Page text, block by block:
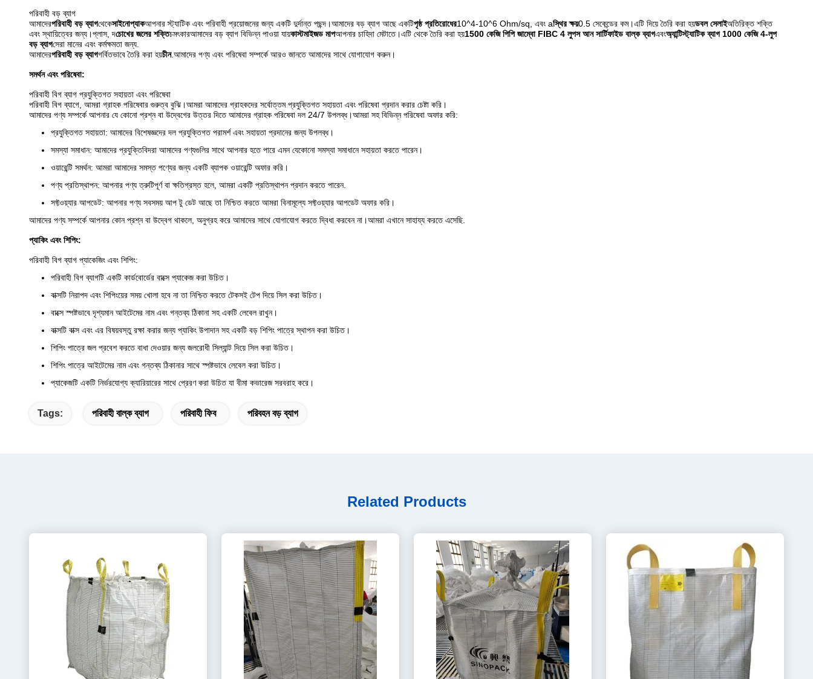
পরিবাহী বড় ব্যাগ
আমাদেরপরিবাহী বড় ব্যাগথেকেসাইনোপ্যাকআপনার স্ট্যাটিক এবং পরিবাহী প্রয়োজনের জন্য একটি দুর্দান্ত পছন্দ।আমাদের বড় ব্যাগ আছে একটিপৃষ্ঠ প্রতিরোধের10^4-10^6 Ohm/sq, এবং aস্থির ক্ষয়0.5 সেকেন্ডের কম।এটি দিয়ে তৈরি করা হয়ডবল সেলাইঅতিরিক্ত শক্তি
এবং স্থায়িত্বের জন্য।প্লাস, দচোখের জলের শক্তিচমৎকারআমাদের বড় ব্যাগ বিভিন্ন পাওয়া যায়কাস্টমাইজড মাপআপনার চাহিদা মেটাতে।এটি থেকে তৈরি করা হয়1500 কেজি পিপি জাম্বো FIBC 4 লুপস আন সার্টিফাইড বাল্ক ব্যাগএবংঅ্যান্টিস্ট্যাটিক ব্যাগ 1000 কেজি 4-লুপ
বড় ব্যাগসেরা মানের এবং কর্মক্ষমতা জন্য.
আমাদেরপরিবাহী বড় ব্যাগগর্বিতভাবে তৈরি করা হয়চীন.আমাদের পণ্য এবং পরিষেবা সম্পর্কে আরও জানতে আমাদের সাথে যোগাযোগ করুন।
সমর্থন এবং পরিষেবা:
পরিবাহী বিগ ব্যাগ প্রযুক্তিগত সহায়তা এবং পরিষেবা
পরিবাহী বিগ ব্যাগে, আমরা গ্রাহক পরিষেবার গুরুত্ব বুঝি।আমরা আমাদের গ্রাহকদের সর্বোত্তম প্রযুক্তিগত সহায়তা এবং পরিষেবা প্রদান করার চেষ্টা করি।
আমাদের পণ্য সম্পর্কে আপনার যে কোনো প্রশ্ন বা উদ্বেগের উত্তর দিতে আমাদের গ্রাহক পরিষেবা দল 24/7 উপলব্ধ।আমরা সহ বিভিন্ন পরিষেবা অফার করি:
প্রযুক্তিগত সহায়তা: আমাদের বিশেষজ্ঞদের দল প্রযুক্তিগত পরামর্শ এবং সহায়তা প্রদানের জন্য উপলব্ধ।
সমস্যা সমাধান: আমাদের প্রযুক্তিবিদরা আমাদের পণ্যগুলির সাথে আপনার হতে পারে এমন যেকোনো সমস্যা সমাধানে সহায়তা করতে পারেন।
ওয়ারেন্টি সমর্থন: আমরা আমাদের সমস্ত পণ্যের জন্য একটি ব্যাপক ওয়ারেন্টি অফার করি।
পণ্য প্রতিস্থাপন: আপনার পণ্য ত্রুটিপূর্ণ বা ক্ষতিগ্রস্ত হলে, আমরা একটি প্রতিস্থাপন প্রদান করতে পারেন.
সফ্টওয়্যার আপডেট: আপনার পণ্য সবসময় আপ টু ডেট আছে তা নিশ্চিত করতে আমরা বিনামূল্যে সফ্টওয়্যার আপডেট অফার করি।
আমাদের পণ্য সম্পর্কে আপনার কোন প্রশ্ন বা উদ্বেগ থাকলে, অনুগ্রহ করে আমাদের সাথে যোগাযোগ করতে দ্বিধা করবেন না।আমরা এখানে সাহায্য করতে এসেছি.
প্যাকিং এবং শিপিং:
পরিবাহী বিগ ব্যাগ প্যাকেজিং এবং শিপিং:
পরিবাহী বিগ ব্যাগটি একটি কার্ডবোর্ডের বাক্সে প্যাকেজ করা উচিত।
বাক্সটি নিরাপদ এবং শিপিংয়ের সময় খোলা হবে না তা নিশ্চিত করতে টেকসই টেপ দিয়ে সিল করা উচিত।
বাক্সে স্পষ্টভাবে দৃশ্যমান আইটেমের নাম এবং গন্তব্য ঠিকানা সহ একটি লেবেল রাখুন।
বাক্সটি বাক্স এবং এর বিষয়বস্তু রক্ষা করার জন্য প্যাকিং উপাদান সহ একটি বড় শিপিং পাত্রে স্থাপন করা উচিত।
শিপিং পাত্রে জল প্রবেশ করতে বাধা দেওয়ার জন্য জলরোধী সিল্যান্ট দিয়ে সিল করা উচিত।
শিপিং পাত্রে আইটেমের নাম এবং গন্তব্য ঠিকানার সাথে স্পষ্টভাবে লেবেল করা উচিত।
প্যাকেজটি একটি নির্ভরযোগ্য ক্যারিয়ারের সাথে প্রেরণ করা উচিত যা বীমা কভারেজ সরবরাহ করে।
Tags: পরিবাহী বাল্ক ব্যাগ পরিবাহী ফিব পরিবহন বড় ব্যাগ
Related Products